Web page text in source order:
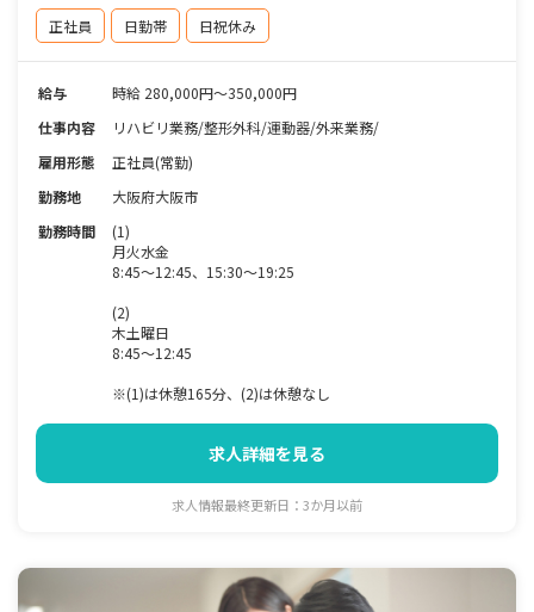
正社員 日勤帯 日祝休み
給与
時給 280,000円～350,000円
仕事内容
リハビリ業務/整形外科/運動器/外来業務/
雇用形態
正社員(常勤)
勤務地
大阪府大阪市
勤務時間
(1)
月火水金
8:45～12:45、15:30～19:25
(2)
木土曜日
8:45～12:45
※(1)は休憩165分、(2)は休憩なし
求人詳細を見る
求人情報最終更新日：3か月以前